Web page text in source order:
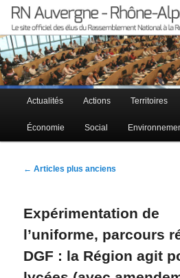
RN Auvergne –
Le site officiel des élus RN à la région
Menu principal
Aller au contenu principal
Aller au contenu secondaire
Actualités Actions Territoires
Économie Social
Navigation des articles
← Articles plus anciens
Expérimentation de
l’uniforme, parcours
DGF : la Région agit